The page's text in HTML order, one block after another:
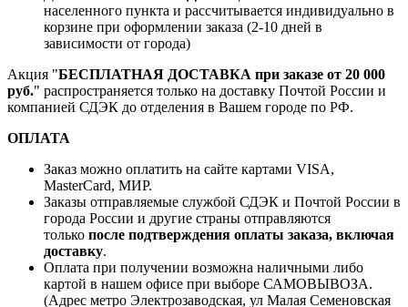
населенного пункта и рассчитывается индивидуально в
корзине при оформлении заказа (2-10 дней в
зависимости от города)
Акция "БЕСПЛАТНАЯ ДОСТАВКА при заказе от 20 000
руб." распространяется только на доставку Почтой России и
компанией СДЭК до отделения в Вашем городе по РФ.
ОПЛАТА
Заказ можно оплатить на сайте картами VISA,
MasterCard, МИР.
Заказы отправляемые службой СДЭК и Почтой России в
города России и другие страны отправляются
только после подтверждения оплаты заказа, включая
доставку.
Оплата при получении возможна наличными либо
картой в нашем офисе при выборе САМОВЫВОЗА.
(Адрес метро Электрозаводская, ул Малая Семеновская